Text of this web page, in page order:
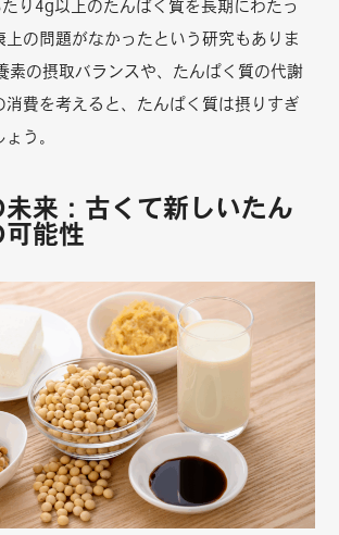
り4g以上のたんぱく質を長期にわたっ
上の問題がなかったという研究もありま
素の摂取バランスや、たんぱく質の代謝
消費を考えると、たんぱく質は摂りすぎ
ょう。
来：古くて新しいたん
可能性